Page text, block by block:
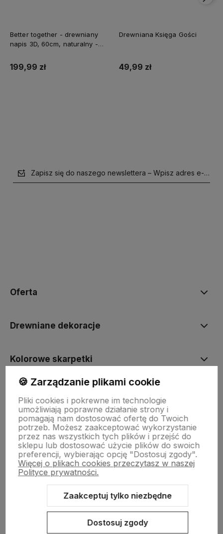
Better together - drewniany
napis 3D, 60cm, naturalny -
199,99 zł
Drewniana Księga Gości
49,99 zł
Zapisz się do naszego newslettera – Wpisz adres e-mail
Oferta
Drewniane dekoracje
Kolorowe skarpetki
Pomoc
Sklep internetowy Shoper.pl Szablon Shoper Modern 3.0™
🍪 Zarządzanie plikami cookie
Pliki cookies i pokrewne im technologie
umożliwiają poprawne działanie strony i
pomagają nam dostosować ofertę do Twoich
potrzeb. Możesz zaakceptować wykorzystanie
przez nas wszystkich tych plików i przejść do
sklepu lub dostosować użycie plików do swoich
preferencji, wybierając opcję "Dostosuj zgody".
Więcej o plikach cookies przeczytasz w naszej
Polityce prywatności.
Zaakceptuj tylko niezbędne
Dostosuj zgody